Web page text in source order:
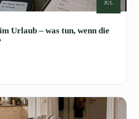
JUL
Urlaub – was tun, wenn die